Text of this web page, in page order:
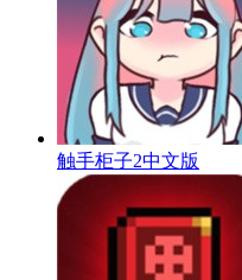
触手柜子2中文版